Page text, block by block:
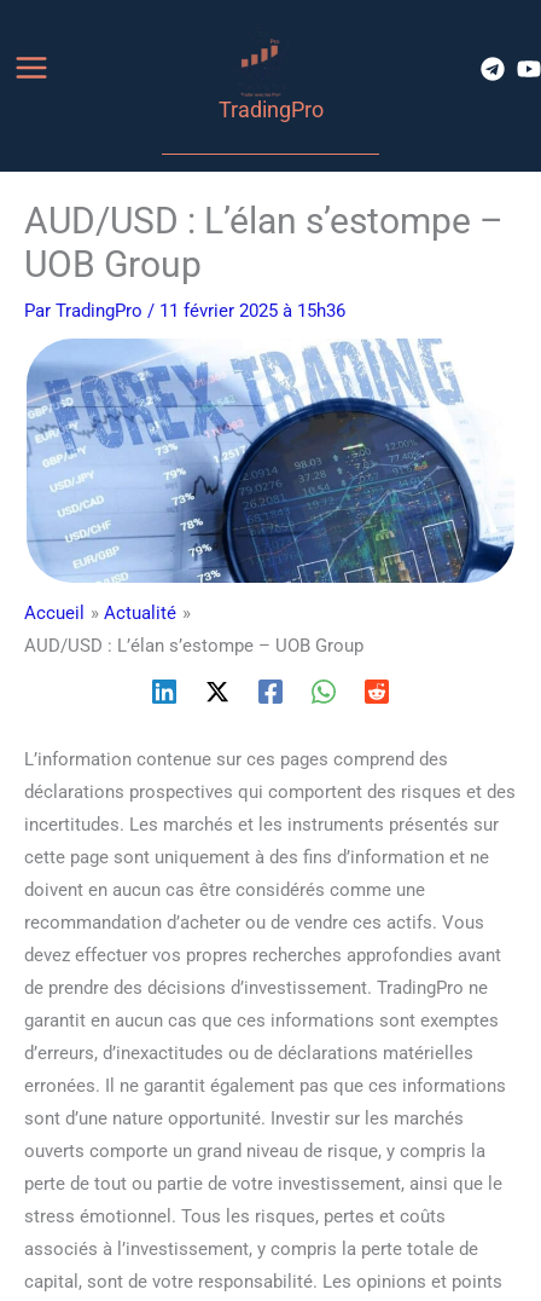
contenu
TradingPro
AUD/USD : L’élan s’estompe –
UOB Group
Par TradingPro / 11 février 2025 à 15h36
Accueil
Actualité
AUD/USD : L’élan s’estompe – UOB Group
L’information contenue sur ces pages comprend des
déclarations prospectives qui comportent des risques et des
incertitudes. Les marchés et les instruments présentés sur
cette page sont uniquement à des fins d’information et ne
doivent en aucun cas être considérés comme une
recommandation d’acheter ou de vendre ces actifs. Vous
devez effectuer vos propres recherches approfondies avant
de prendre des décisions d’investissement. TradingPro ne
garantit en aucun cas que ces informations sont exemptes
d’erreurs, d’inexactitudes ou de déclarations matérielles
erronées. Il ne garantit également pas que ces informations
sont d’une nature opportunité. Investir sur les marchés
ouverts comporte un grand niveau de risque, y compris la
perte de tout ou partie de votre investissement, ainsi que le
stress émotionnel. Tous les risques, pertes et coûts
associés à l’investissement, y compris la perte totale de
capital, sont de votre responsabilité. Les opinions et points